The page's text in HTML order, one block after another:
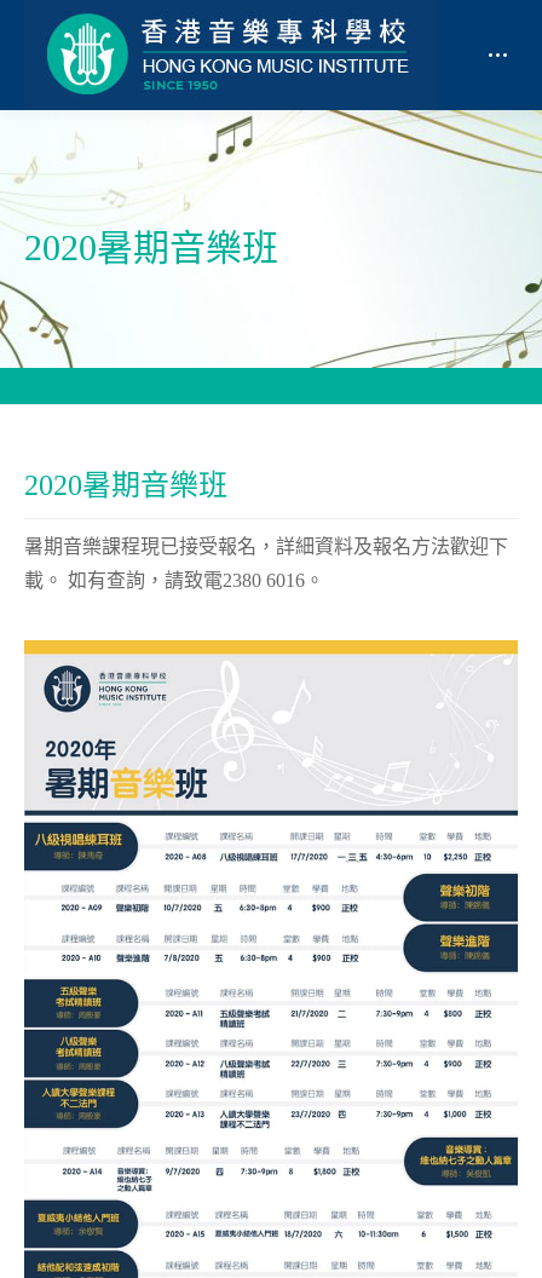
2020暑期音樂班
2020暑期音樂班
暑期音樂課程現已接受報名，詳細資料及報名方法歡迎下
載。 如有查詢，請致電2380 6016。